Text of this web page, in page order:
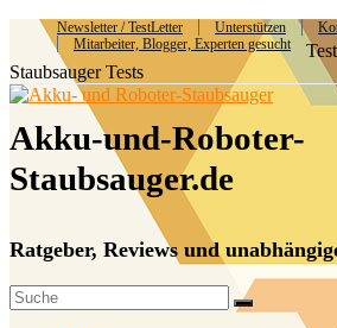
Newsletter / TestLetter Unterstützen
Mitarbeiter, Blogger, Experten gesucht
Staubsauger Tests
Akku-und-Roboter-
Staubsauger.de
Ratgeber, Reviews und